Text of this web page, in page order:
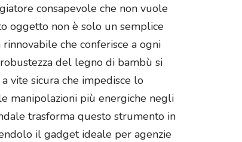
consapevole che non vuole
oggetto non è solo un semplice
che conferisce a ogni
del legno di bambù si
vite sicura che impedisce lo
manipolazioni più energiche negli
trasforma questo strumento in
il gadget ideale per agenzie